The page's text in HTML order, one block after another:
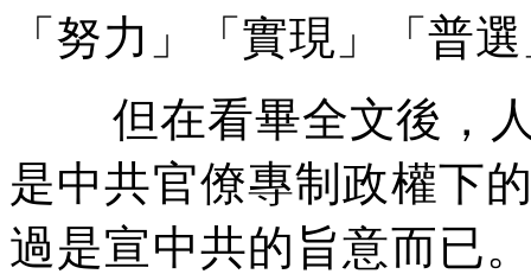
「努力」「實現」「普
但在看畢全文後，
是中共官僚專制政權下
過是宣中共的旨意而已